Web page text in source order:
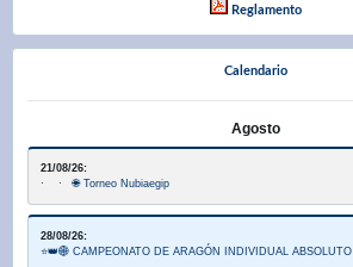
Reglamento
Calendario
Agosto
21/08/26:
· · 🌐 Torneo Nubiaegip
28/08/26:
⭐👑🌐 CAMPEONATO DE ARAGÓN INDIVIDUAL ABSOLUTO